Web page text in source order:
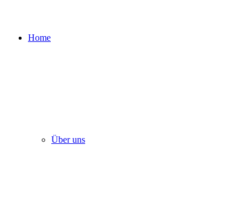
Home
Über uns